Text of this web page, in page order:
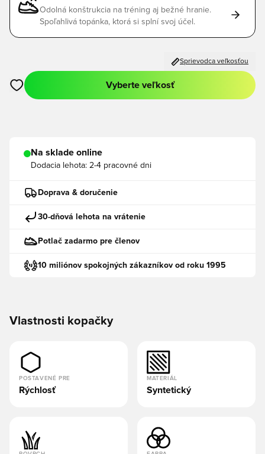
Odolná konštrukcia na tréning aj bežné hranie.
Spoľahlivá topánka, ktorá si splní svoj účel.
Sprievodca veľkosťou
Otvorí modál na prihlásenie alebo registráciu ako člen
Vyberte veľkosť
Na sklade online
Dodacia lehota: 2-4 pracovné dni
Doprava & doručenie
30-dňová lehota na vrátenie
Potlač zadarmo pre členov
10 miliónov spokojných zákazníkov od roku 1995
Vlastnosti kopačky
POSTAVENÉ PRE
Rýchlosť
MATERIÁL
Syntetický